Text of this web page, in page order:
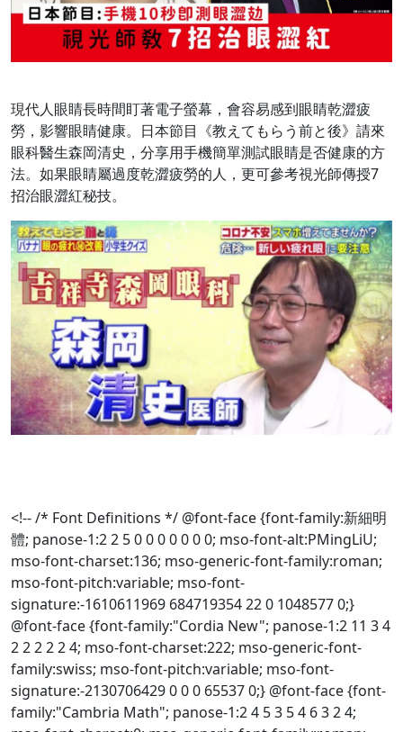
現代人眼睛長時間盯著電子螢幕，會容易感到眼睛乾澀疲
勞，影響眼睛健康。日本節目《教えてもらう前と後》請來
眼科醫生森岡清史，分享用手機簡單測試眼睛是否健康的方
法。如果眼睛屬過度乾澀疲勞的人，更可參考視光師傳授7
招治眼澀紅秘技。
<!-- /* Font Definitions */ @font-face {font-family:新細明
體; panose-1:2 2 5 0 0 0 0 0 0 0; mso-font-alt:PMingLiU;
mso-font-charset:136; mso-generic-font-family:roman;
mso-font-pitch:variable; mso-font-
signature:-1610611969 684719354 22 0 1048577 0;}
@font-face {font-family:"Cordia New"; panose-1:2 11 3 4
2 2 2 2 2 4; mso-font-charset:222; mso-generic-font-
family:swiss; mso-font-pitch:variable; mso-font-
signature:-2130706429 0 0 0 65537 0;} @font-face {font-
family:"Cambria Math"; panose-1:2 4 5 3 5 4 6 3 2 4;